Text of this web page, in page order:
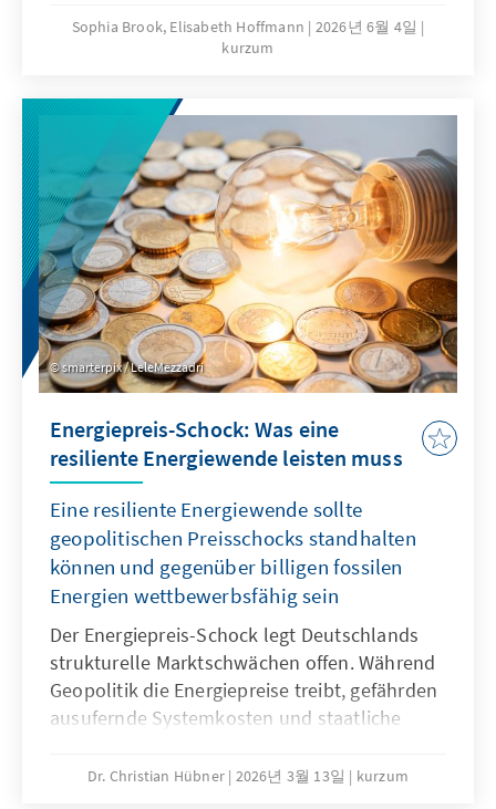
für Suchtgefahr und weitere problematische
Folgen intensiven Konsums sozialer Medien.
eine Antwort auf diese Herausforderung?
Sophia Brook, Elisabeth Hoffmann
2026년 6월 4일
kurzum
smarterpix / LeleMezzadri
Energiepreis-Schock: Was eine
resiliente Energiewende leisten muss
Eine resiliente Energiewende sollte
geopolitischen Preisschocks standhalten
können und gegenüber billigen fossilen
Energien wettbewerbsfähig sein
Der Energiepreis-Schock legt Deutschlands
strukturelle Marktschwächen offen. Während
Geopolitik die Energiepreise treibt, gefährden
ausufernde Systemkosten und staatliche
resiliente Energiewende wirkt dem entgegen
Dr. Christian Hübner 2026년 3월 13일 kurzum